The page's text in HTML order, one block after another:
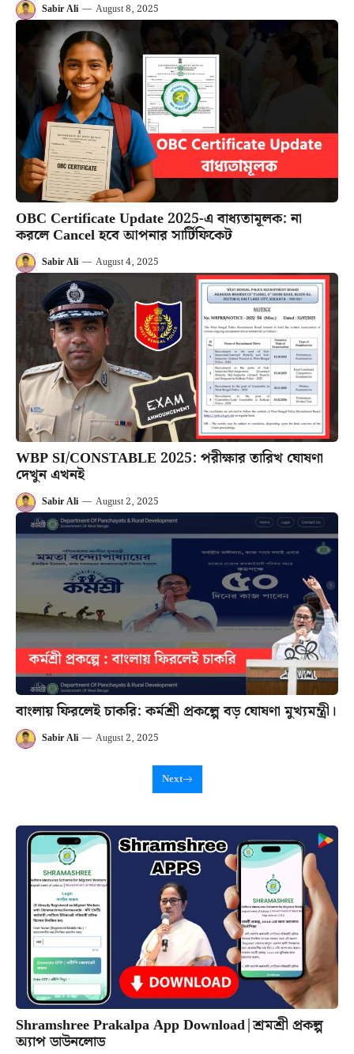
Sabir Ali — August 8, 2025
OBC Certificate Update 2025-এ বাধ্যতামূলক: না
করলে Cancel হবে আপনার সার্টিফিকেট
Sabir Ali — August 4, 2025
WBP SI/CONSTABLE 2025: পরীক্ষার তারিখ ঘোষণা
দেখুন এখনই
Sabir Ali — August 2, 2025
বাংলায় ফিরলেই চাকরি: কর্মশ্রী প্রকল্পে বড় ঘোষণা মুখ্যমন্ত্রী।
Sabir Ali — August 2, 2025
Next
Shramshree Prakalpa App Download|শ্রমশ্রী প্রকল্প
অ্যাপ ডাউনলোড